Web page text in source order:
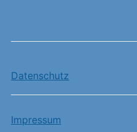
Datenschutz
Impressum